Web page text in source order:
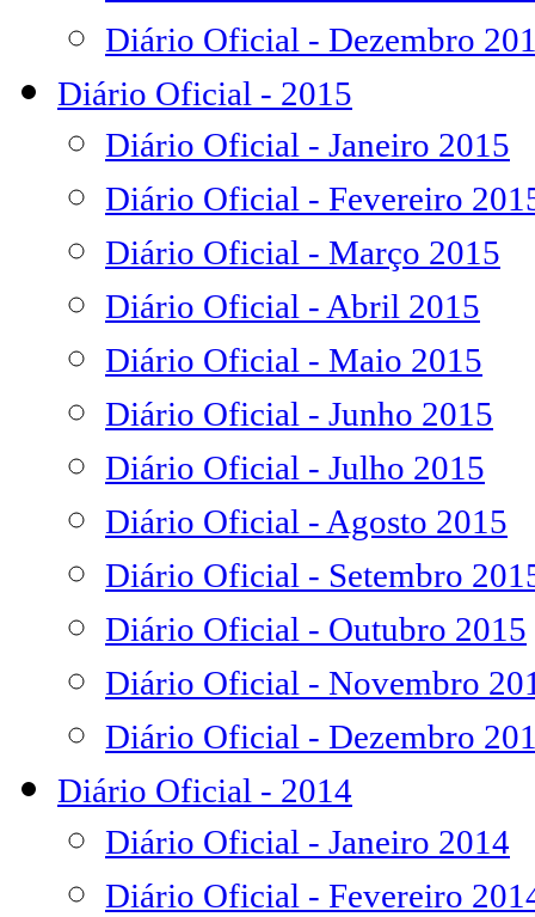
Diário Oficial - Dezembro
Diário Oficial - 2015
Diário Oficial - Janeiro 2015
Diário Oficial - Fevereiro
Diário Oficial - Março 2015
Diário Oficial - Abril 2015
Diário Oficial - Maio 2015
Diário Oficial - Junho 2015
Diário Oficial - Julho 2015
Diário Oficial - Agosto 2015
Diário Oficial - Setembro
Diário Oficial - Outubro 2015
Diário Oficial - Novembro
Diário Oficial - Dezembro
Diário Oficial - 2014
Diário Oficial - Janeiro 2014
Diário Oficial - Fevereiro